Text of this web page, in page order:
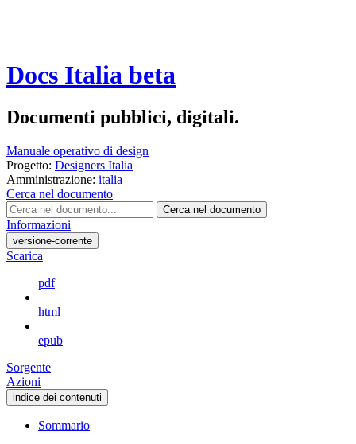
Docs Italia beta
Documenti pubblici, digitali.
Manuale operativo di design
Progetto: Designers Italia
Amministrazione: italia
Cerca nel documento
Cerca nel documento
Informazioni
versione-corrente
Scarica
pdf
html
epub
Sorgente
Azioni
indice dei contenuti
Sommario